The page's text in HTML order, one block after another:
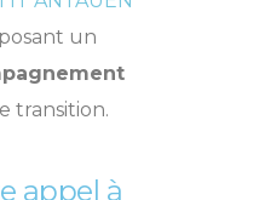
un
transition.
appel à